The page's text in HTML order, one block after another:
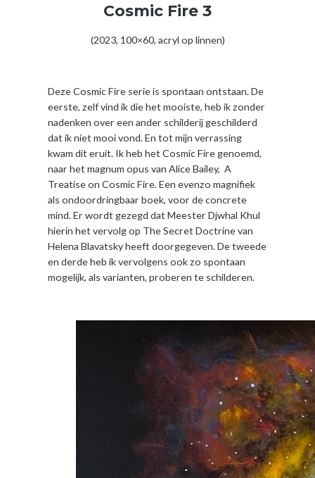
Cosmic Fire 3
(2023, 100×60, acryl op linnen)
Deze Cosmic Fire serie is spontaan ontstaan. De
eerste, zelf vind ik die het mooiste, heb ik zonder
nadenken over een ander schilderij geschilderd
dat ik niet mooi vond. En tot mijn verrassing
kwam dit eruit. Ik heb het Cosmic Fire genoemd,
naar het magnum opus van Alice Bailey, A
Treatise on Cosmic Fire. Een evenzo magnifiek
als ondoordringbaar boek, voor de concrete
mind. Er wordt gezegd dat Meester Djwhal Khul
hierin het vervolg op The Secret Doctrine van
Helena Blavatsky heeft doorgegeven. De tweede
en derde heb ik vervolgens ook zo spontaan
mogelijk, als varianten, proberen te schilderen.